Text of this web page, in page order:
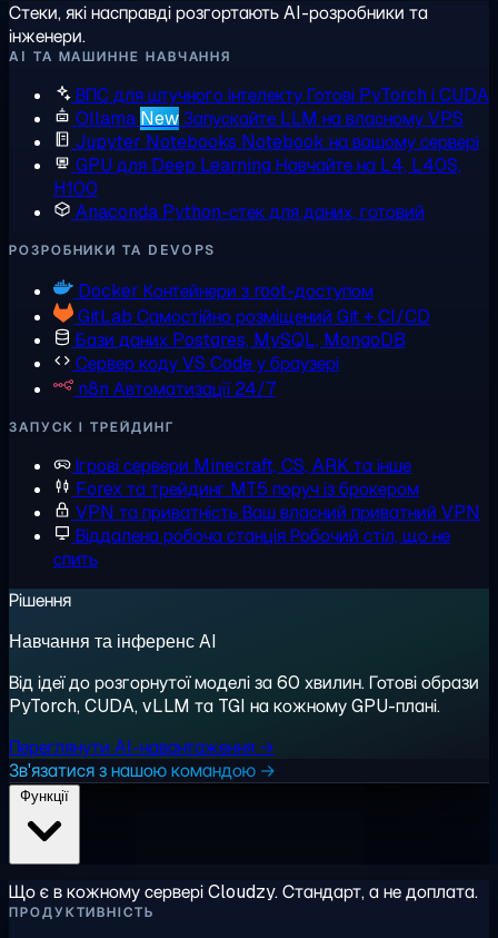
Стеки, які насправді розгортають AI-розробники та
інженери.
AI ТА МАШИННЕ НАВЧАННЯ
ВПС для штучного інтелектуГотові PyTorch і CUDA
Ollama NewЗапускайте LLM на власному VPS
Jupyter Notebooks Notebook на вашому сервері
GPU для Deep Learning Навчайте на L4, L40S,
H100
Anaconda Python-стек для даних, готовий
РОЗРОБНИКИ ТА DEVOPS
Docker Контейнери з root-доступом
GitLab Самостійно розміщений Git + CI/CD
Бази даних Postgres, MySQL, MongoDB
Сервер кодуVS Code у браузері
n8n Автоматизації 24/7
ЗАПУСК І ТРЕЙДИНГ
Ігрові сервери Minecraft, CS, ARK та інше
Forex та трейдинг MT5 поруч із брокером
VPN та приватністьВаш власний приватний VPN
Віддалена робоча станціяРобочий стіл, що не
спить
Рішення
Навчання та інференс AI
Від ідеї до розгорнутої моделі за 60 хвилин. Готові образи
PyTorch, CUDA, vLLM та TGI на кожному GPU-плані.
Переглянути AI-навантаження →
Зв'язатися з нашою командою →
Що є в кожному сервері Cloudzy. Стандарт, а не доплата.
ПРОДУКТИВНІСТЬ